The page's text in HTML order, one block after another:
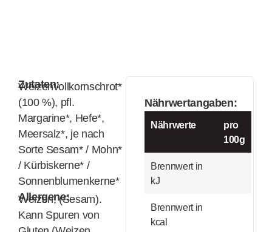
Zutaten:
Weizenvollkornschrot*
(100 %), pfl.
Margarine*, Hefe*,
Meersalz*, je nach
Sorte Sesam* / Mohn*
/ Kürbiskerne* /
Sonnenblumenkerne*
Allergene:
Weizen, (Sesam).
Kann Spuren von
Nährwertangaben:
Nährwerte
pro
100g
Brennwert in
kJ
Brennwert in
kcal